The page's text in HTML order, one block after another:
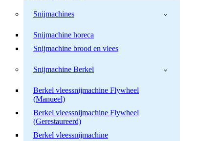
Snijmachines
Snijmachine horeca
Snijmachine brood en vlees
Snijmachine Berkel
Berkel vleessnijmachine Flywheel
(Manueel)
Berkel vleessnijmachine Flywheel
(Gerestaureerd)
Berkel vleessnijmachine